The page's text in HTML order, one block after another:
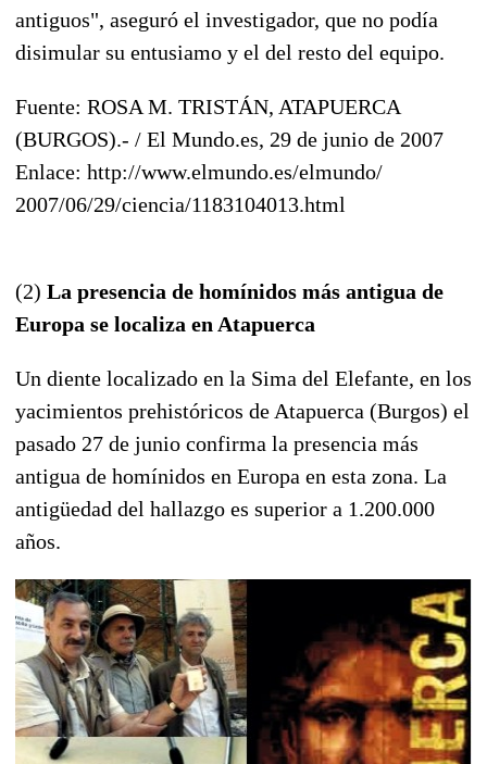
antiguos", aseguró el investigador, que no podía
disimular su entusiamo y el del resto del equipo.
Fuente: ROSA M. TRISTÁN, ATAPUERCA
(BURGOS).- / El Mundo.es, 29 de junio de 2007
Enlace: http://www.elmundo.es/elmundo/
2007/06/29/ciencia/1183104013.html
(2) La presencia de homínidos más antigua de
Europa se localiza en Atapuerca
Un diente localizado en la Sima del Elefante, en los
yacimientos prehistóricos de Atapuerca (Burgos) el
pasado 27 de junio confirma la presencia más
antigua de homínidos en Europa en esta zona. La
antigüedad del hallazgo es superior a 1.200.000
años.